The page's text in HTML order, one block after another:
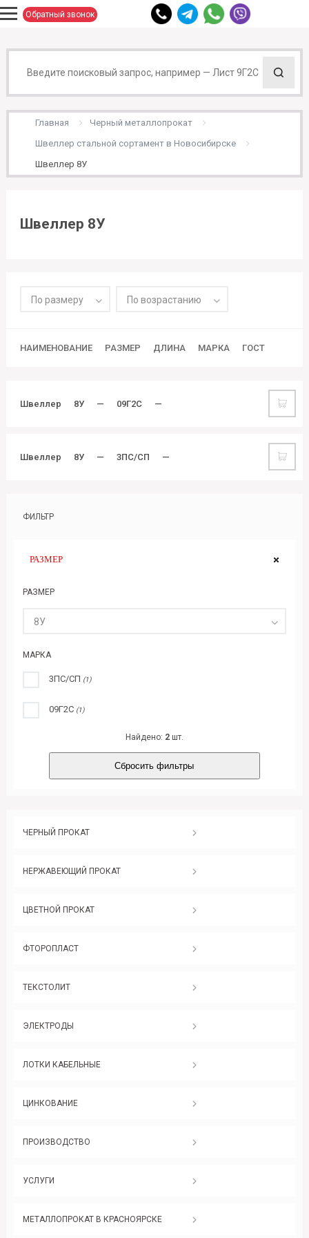
Обратный звонок
Главная
Черный металлопрокат
Швеллер стальной сортамент в Новосибирске
Швеллер 8У
Швеллер 8У
По размеру По возрастанию
НАИМЕНОВАНИЕ РАЗМЕР ДЛИНА МАРКА ГОСТ
Швеллер 8У — 09Г2С —
Швеллер 8У — 3ПС/СП —
ФИЛЬТР
РАЗМЕР
РАЗМЕР
8У
МАРКА
3ПС/СП (1)
09Г2С (1)
Найдено: 2шт.
Сбросить фильтры
ЧЕРНЫЙ ПРОКАТ
НЕРЖАВЕЮЩИЙ ПРОКАТ
ЦВЕТНОЙ ПРОКАТ
ФТОРОПЛАСТ
ТЕКСТОЛИТ
ЭЛЕКТРОДЫ
ЛОТКИ КАБЕЛЬНЫЕ
ЦИНКОВАНИЕ
ПРОИЗВОДСТВО
УСЛУГИ
МЕТАЛЛОПРОКАТ В КРАСНОЯРСКЕ